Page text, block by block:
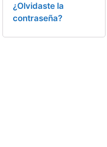
¿Olvidaste la
contraseña?